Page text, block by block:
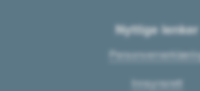
Nyttige lenker
Innsynsrett